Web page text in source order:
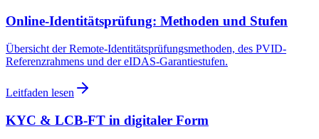
Online-Identitätsprüfung: Methoden und Stufen
Übersicht der Remote-Identitätsprüfungsmethoden, des PVID-
Referenzrahmens und der eIDAS-Garantiestufen.
Leitfaden lesen
KYC & LCB-FT in digitaler Form